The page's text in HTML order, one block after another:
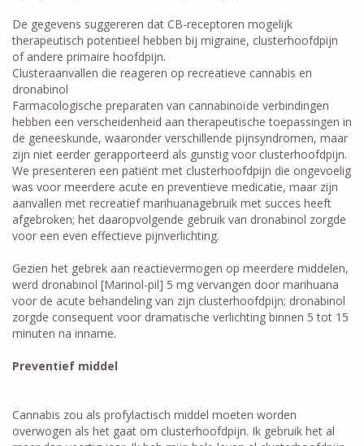
De gegevens suggereren dat CB-receptoren mogelijk
therapeutisch potentieel hebben bij migraine, clusterhoofdpijn
of andere primaire hoofdpijn.
Clusteraanvallen die reageren op recreatieve cannabis en
dronabinol
Farmacologische preparaten van cannabinoïde verbindingen
hebben een verscheidenheid aan therapeutische toepassingen in
de geneeskunde, waaronder verschillende pijnsyndromen, maar
zijn niet eerder gerapporteerd als gunstig voor clusterhoofdpijn.
We presenteren een patiënt met clusterhoofdpijn die ongevoelig
was voor meerdere acute en preventieve medicatie, maar zijn
aanvallen met recreatief marihuanagebruik met succes heeft
afgebroken; het daaropvolgende gebruik van dronabinol zorgde
voor een even effectieve pijnverlichting.
Gezien het gebrek aan reactievermogen op meerdere middelen,
werd dronabinol [Marinol-pil] 5 mg vervangen door marihuana
voor de acute behandeling van zijn clusterhoofdpijn; dronabinol
zorgde consequent voor dramatische verlichting binnen 5 tot 15
minuten na inname.
Preventief middel
Cannabis zou als profylactisch middel moeten worden
overwogen als het gaat om clusterhoofdpijn. Ik gebruik het al